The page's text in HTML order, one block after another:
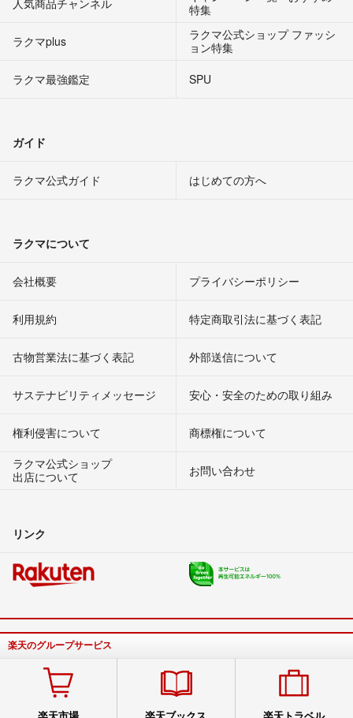
特集
ラクマplus
ラクマ公式ショップ ファッシ
ョン特集
ラクマ最強鑑定
SPU
ガイド
ラクマ公式ガイド はじめての方へ
ラクマについて
会社概要 プライバシーポリシー
利用規約 特定商取引法に基づく表記
古物営業法に基づく表記 外部送信について
サステナビリティメッセージ 安心・安全のための取り組み
権利侵害について
商標権について
ラクマ公式ショップ
出店について
お問い合わせ
リンク
楽天のグループサービス